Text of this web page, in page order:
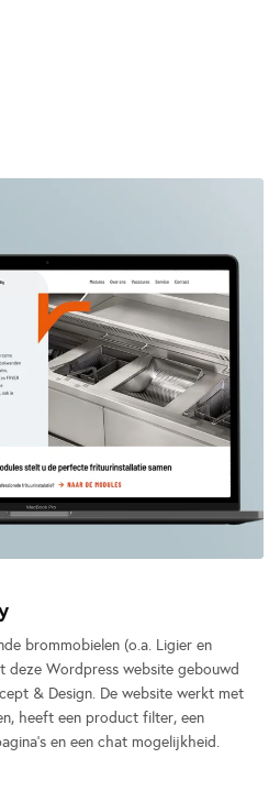
brommobielen (o.a. Ligier en
deze Wordpress website gebouwd
& Design. De website werkt met
heeft een product filter, een
en een chat mogelijkheid.